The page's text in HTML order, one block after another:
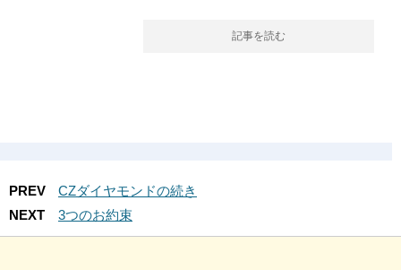
記事を読む
PREV
CZダイヤモンドの続き
NEXT
3つのお約束